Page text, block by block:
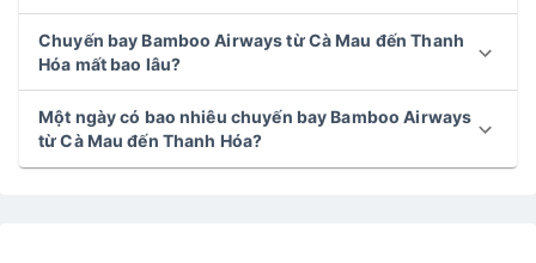
Chuyến bay Bamboo Airways từ Cà Mau đến Thanh
Hóa mất bao lâu?
Một ngày có bao nhiêu chuyến bay Bamboo Airways
từ Cà Mau đến Thanh Hóa?